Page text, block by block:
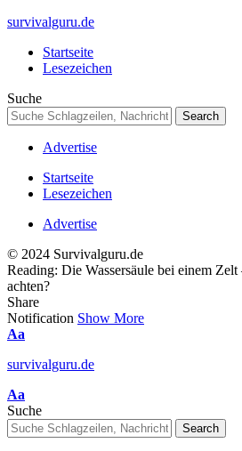
survivalguru.de
Startseite
Lesezeichen
Suche
Advertise
Startseite
Lesezeichen
Advertise
© 2024 Survivalguru.de
Reading: Die Wassersäule bei einem
achten?
Share
Notification Show More
Font
Aa
survivalguru.de
Font
Resizer
Aa
Suche